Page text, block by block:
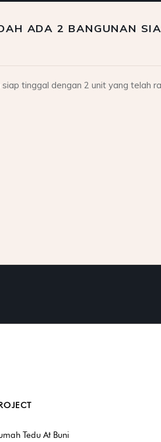
ADA 2 BANGUNAN
tinggal dengan 2 unit yang telah
Tedu At Buni